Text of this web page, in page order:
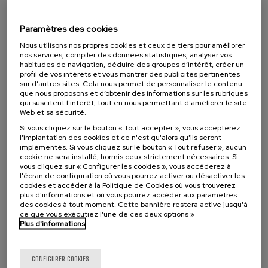
11. SEP-11. SEP, 2026
artifiziala eta osasuna
10 h. Basque .
...
À PARTIR DE 12 €
Dernières
places
Gratuit
Date
passée
Liste
d'attente
Période
d'inscription
terminée
COMMUNICATION SOCIÉTÉ
LINGUISTIQUE ET LITTÉRATURE
COURS D'ÉTÉ
18. SEP-19. SEP, 2026
Paramètres des cookies
Nous utilisons nos propres cookies et ceux de tiers pour améliorer
nos services, compiler des données statistiques, analyser vos
habitudes de navigation, déduire des groupes d’intérêt, créer un
profil de vos intérêts et vous montrer des publicités pertinentes
sur d’autres sites. Cela nous permet de personnaliser le contenu
que nous proposons et d’obtenir des informations sur les rubriques
qui suscitent l’intérêt, tout en nous permettant d’améliorer le site
Web et sa sécurité.
Si vous cliquez sur le bouton « Tout accepter », vous accepterez
l'implantation des cookies et ce n'est qu'alors qu'ils seront
implémentés. Si vous cliquez sur le bouton « Tout refuser », aucun
cookie ne sera installé, hormis ceux strictement nécessaires. Si
vous cliquez sur « Configurer les cookies », vous accéderez à
l'écran de configuration où vous pourrez activer ou désactiver les
cookies et accéder à la Politique de Cookies où vous trouverez
plus d'informations et où vous pourrez accéder aux paramètres
des cookies à tout moment. Cette bannière restera active jusqu'à
ce que vous exécutiez l'une de ces deux options »
Plus d'informations
CONFIGURER COOKIES